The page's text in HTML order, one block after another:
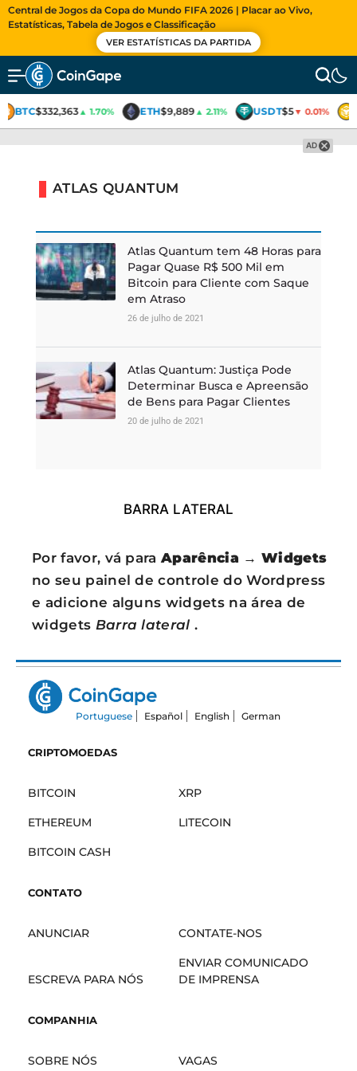
Central de Jogos da Copa do Mundo FIFA 2026 | Placar ao Vivo,
Estatísticas, Tabela de Jogos e Classificação
VER ESTATÍSTICAS DA PARTIDA
BTC$332,363▲ 1.70% ETH$9,889 ▲ 2.11% USDT$5▼ 0.01%
AD
ATLAS QUANTUM
Atlas Quantum tem 48 Horas para
Pagar Quase R$ 500 Mil em
Bitcoin para Cliente com Saque
em Atraso
26 de julho de 2021
Atlas Quantum: Justiça Pode
Determinar Busca e Apreensão
de Bens para Pagar Clientes
20 de julho de 2021
BARRA LATERAL
Por favor, vá paraAparência → Widgets
no seu painel de controle do Wordpress
e adicione alguns widgets na área de
widgets Barra lateral.
Portuguese Español English German
CRIPTOMOEDAS
BITCOIN XRP
ETHEREUM LITECOIN
BITCOIN CASH
CONTATO
ANUNCIAR CONTATE-NOS
ESCREVA PARA NÓS
ENVIAR COMUNICADO
DE IMPRENSA
COMPANHIA
SOBRE NÓS VAGAS